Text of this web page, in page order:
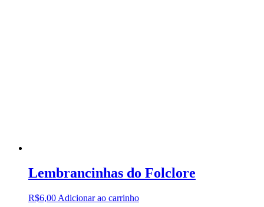
Lembrancinhas do Folclore
R$6,00 Adicionar ao carrinho